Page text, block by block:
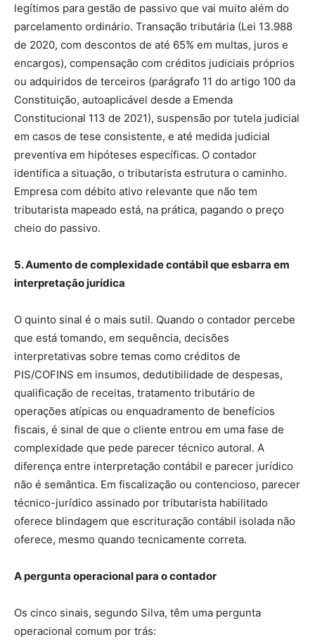
legítimos para gestão de passivo que vai muito além do
parcelamento ordinário. Transação tributária (Lei 13.988
de 2020, com descontos de até 65% em multas, juros e
encargos), compensação com créditos judiciais próprios
ou adquiridos de terceiros (parágrafo 11 do artigo 100 da
Constituição, autoaplicável desde a Emenda
Constitucional 113 de 2021), suspensão por tutela judicial
em casos de tese consistente, e até medida judicial
preventiva em hipóteses específicas. O contador
identifica a situação, o tributarista estrutura o caminho.
Empresa com débito ativo relevante que não tem
tributarista mapeado está, na prática, pagando o preço
cheio do passivo.
5. Aumento de complexidade contábil que esbarra em
interpretação jurídica
O quinto sinal é o mais sutil. Quando o contador percebe
que está tomando, em sequência, decisões
interpretativas sobre temas como créditos de
PIS/COFINS em insumos, dedutibilidade de despesas,
qualificação de receitas, tratamento tributário de
operações atípicas ou enquadramento de benefícios
fiscais, é sinal de que o cliente entrou em uma fase de
complexidade que pede parecer técnico autoral. A
diferença entre interpretação contábil e parecer jurídico
não é semântica. Em fiscalização ou contencioso, parecer
técnico-jurídico assinado por tributarista habilitado
oferece blindagem que escrituração contábil isolada não
oferece, mesmo quando tecnicamente correta.
A pergunta operacional para o contador
Os cinco sinais, segundo Silva, têm uma pergunta
operacional comum por trás: